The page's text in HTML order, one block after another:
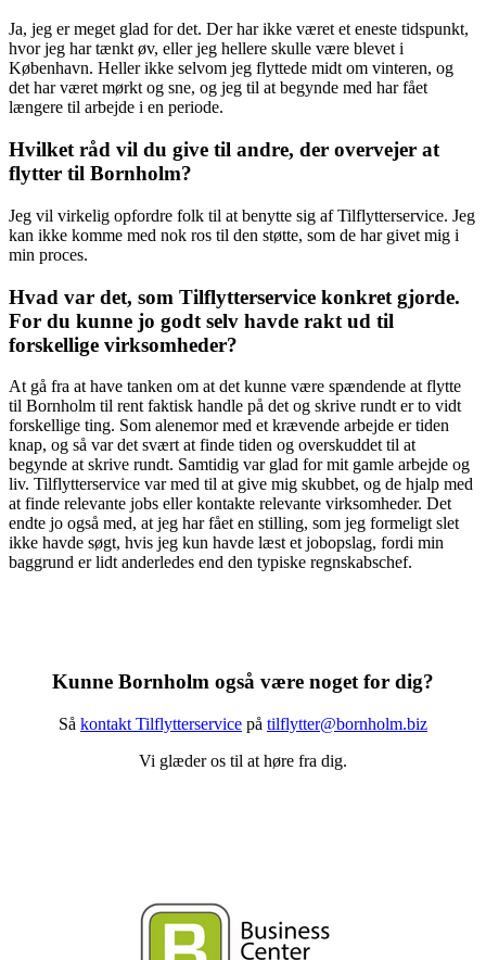
Ja, jeg er meget glad for det. Der har ikke været et eneste tidspunkt,
hvor jeg har tænkt øv, eller jeg hellere skulle være blevet i
København. Heller ikke selvom jeg flyttede midt om vinteren, og
det har været mørkt og sne, og jeg til at begynde med har fået
længere til arbejde i en periode.
Hvilket råd vil du give til andre, der overvejer at
flytter til Bornholm?
Jeg vil virkelig opfordre folk til at benytte sig af Tilflytterservice. Jeg
kan ikke komme med nok ros til den støtte, som de har givet mig i
min proces.
Hvad var det, som Tilflytterservice konkret gjorde.
For du kunne jo godt selv havde rakt ud til
forskellige virksomheder?
At gå fra at have tanken om at det kunne være spændende at flytte
til Bornholm til rent faktisk handle på det og skrive rundt er to vidt
forskellige ting. Som alenemor med et krævende arbejde er tiden
knap, og så var det svært at finde tiden og overskuddet til at
begynde at skrive rundt. Samtidig var glad for mit gamle arbejde og
liv. Tilflytterservice var med til at give mig skubbet, og de hjalp med
at finde relevante jobs eller kontakte relevante virksomheder. Det
endte jo også med, at jeg har fået en stilling, som jeg formeligt slet
ikke havde søgt, hvis jeg kun havde læst et jobopslag, fordi min
baggrund er lidt anderledes end den typiske regnskabschef.
Kunne Bornholm også være noget for dig?
Så kontakt Tilflytterservice på tilflytter@bornholm.biz
Vi glæder os til at høre fra dig.